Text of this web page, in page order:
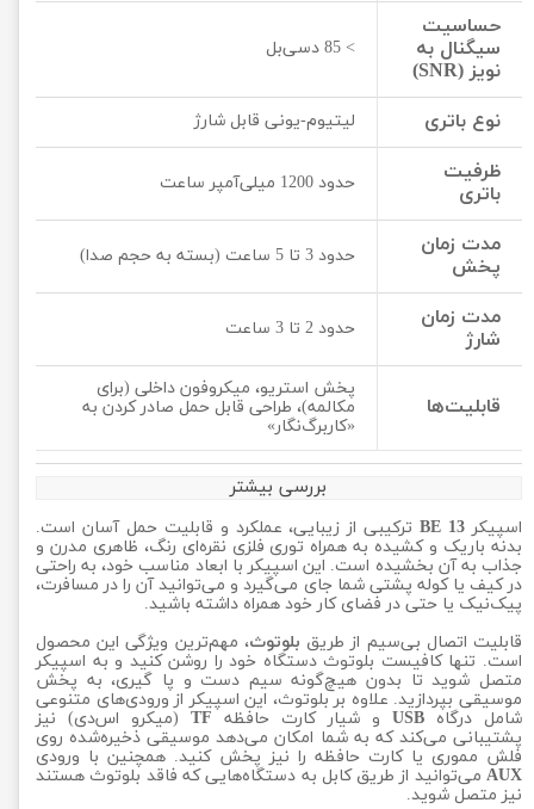
حساسیت
سیگنال به
نویز (SNR)
> 85 دسی‌بل
نوع باتری لیتیوم-یونی قابل شارژ
ظرفیت
باتری
حدود 1200 میلی‌آمپر ساعت
مدت زمان
پخش
حدود 3 تا 5 ساعت (بسته به حجم صدا)
مدت زمان
شارژ
حدود 2 تا 3 ساعت
قابلیت‌ها
پخش استریو، میکروفون داخلی (برای
مکالمه)، طراحی قابل حمل صادر کردن به
«کاربرگ‌نگار»
بررسی بیشتر
اسپیکر BE 13ترکیبی از زیبایی، عملکرد و قابلیت حمل آسان است.
بدنه باریک و کشیده به همراه توری فلزی نقره‌ای رنگ، ظاهری مدرن و
جذاب به آن بخشیده است. این اسپیکر با ابعاد مناسب خود، به راحتی
در کیف یا کوله پشتی شما جای می‌گیرد و می‌توانید آن را در مسافرت،
پیک‌نیک یا حتی در فضای کار خود همراه داشته باشید.
قابلیت اتصال بی‌سیم از طریق بلوتوث، مهم‌ترین ویژگی این محصول
است. تنها کافیست بلوتوث دستگاه خود را روشن کنید و به اسپیکر
متصل شوید تا بدون هیچ‌گونه سیم دست و پا گیری، به پخش
موسیقی بپردازید. علاوه بر بلوتوث، این اسپیکر از ورودی‌های متنوعی
شامل درگاه USB و شیار کارت حافظه TF (میکرو اس‌دی) نیز
پشتیبانی می‌کند که به شما امکان می‌دهد موسیقی ذخیره‌شده روی
فلش مموری یا کارت حافظه را نیز پخش کنید. همچنین با ورودی
AUX می‌توانید از طریق کابل به دستگاه‌هایی که فاقد بلوتوث هستند
نیز متصل شوید.